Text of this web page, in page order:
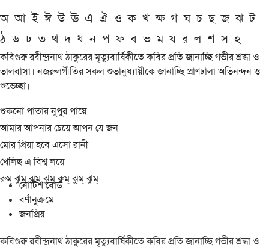
অ আ ই ঈ উ ঊ এ ঐ ও ক খ ক্ষ গ ঘ চ ছ জ ঝ ট
ঠ ড ঢ ত থ দ ধ ন প ফ ব ভ ম য র ল শ স হ
কবিগুরু রবীন্দ্রনাথ ঠাকুরের মৃত্যুবার্ষিকীতে কবির প্রতি জানাচ্ছি গভীর শ্রদ্ধা ও
ভালবাসা। নজরুলগীতির সকল শুভানুধ্যায়ীকে জানাচ্ছি প্রাণঢালা অভিনন্দন ও
শুভেচ্ছা।
শুকনো পাতার নূপুর পায়ে
আমার আপনার চেয়ে আপন যে জন
মোর প্রিয়া হবে এসো রানী
খেলিছ এ বিশ্ব লয়ে
রুম্ ঝুম্ ঝুম্ ঝুম্ রুম্ ঝুম্ ঝুম্
নোটিশ বোর্ড
বর্ণানুক্রমে
জনপ্রিয়
কবিগুরু রবীন্দ্রনাথ ঠাকুরের মৃত্যুবার্ষিকীতে কবির প্রতি জানাচ্ছি গভীর শ্রদ্ধা ও